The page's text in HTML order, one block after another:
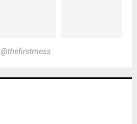
@thefirstmess